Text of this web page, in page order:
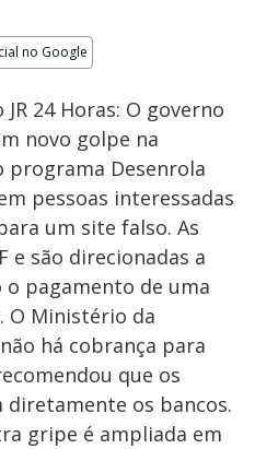
no Google
24 Horas: O governo
novo golpe na
Desenrola
pessoas interessadas
um site falso. As
e são direcionadas a
pagamento de uma
O Ministério da
há cobrança para
que os
os bancos.
gripe é ampliada em